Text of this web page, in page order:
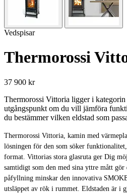
Vedspisar
Thermorossi
37 900 kr
Thermorossi Vittoria ligger i kategorin
utgångspunkt om du vill jämföra
du bestämmer vilken eldstad som
Thermorossi Vittoria, kamin med
lösningen för den som söker
format. Vittorias stora glasruta ger Dig
samtidigt som den med sina yttre mått
påfyllning minskar den innovativa
utsläppet av rök i rummet. Eldstaden är i